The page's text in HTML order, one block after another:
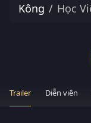
Kông
Học
Trailer Diễn viên